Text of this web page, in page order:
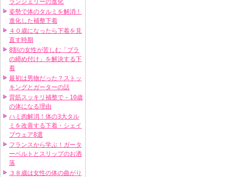
ランジェリーの進化
姿勢で体のタルミを解消！
進化した補整下着
４０歳になったら下着を見
直す時期
8割の女性が苦しむ「ブラ
の締め付け」を解決する下
着
最初は男物だった？ストッ
キングとガーターの話
背筋スッキリ補整で－10歳
の体になる理由
ハミ肉解消！体の3大タル
ミを改善する下着・シェイ
プウェア8選
フランスから学ぶ！ガータ
ーベルトとスリップのお洒
落
３８歳は女性の体の曲がり